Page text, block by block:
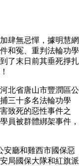
肆無忌憚，據明慧網
和冤、重判法輪功學
了末日前其垂死掙扎
北省唐山市豐潤區公
三十多名法輪功學
致死的惡性事件之
員被群體綁架事件，
安廳和雞西市國保惡
局國保大隊和紅旗派